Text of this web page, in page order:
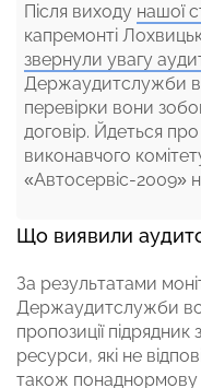
Після виходу нашої
капремонті
звернули увагу
Держаудитслужби в
перевірки вони
договір. Йдеться
виконавчого
«Автосервіс-2009»
Що виявили
За результатами
Держаудитслужби
пропозиції
ресурси, які не
також понаднормову